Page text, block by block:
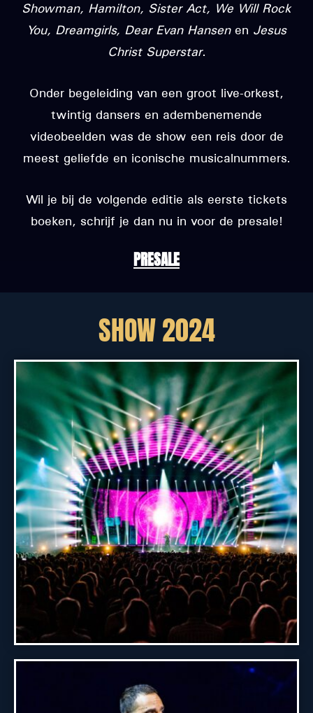
Showman, Hamilton, Sister Act, We Will Rock
You, Dreamgirls, Dear Evan Hansenen Jesus
Christ Superstar.
Onder begeleiding van een groot live-orkest,
twintig dansers en adembenemende
videobeelden was de show een reis door de
meest geliefde en iconische musicalnummers.
Wil je bij de volgende editie als eerste tickets
boeken, schrijf je dan nu in voor de presale!
PRESALE
SHOW 2024